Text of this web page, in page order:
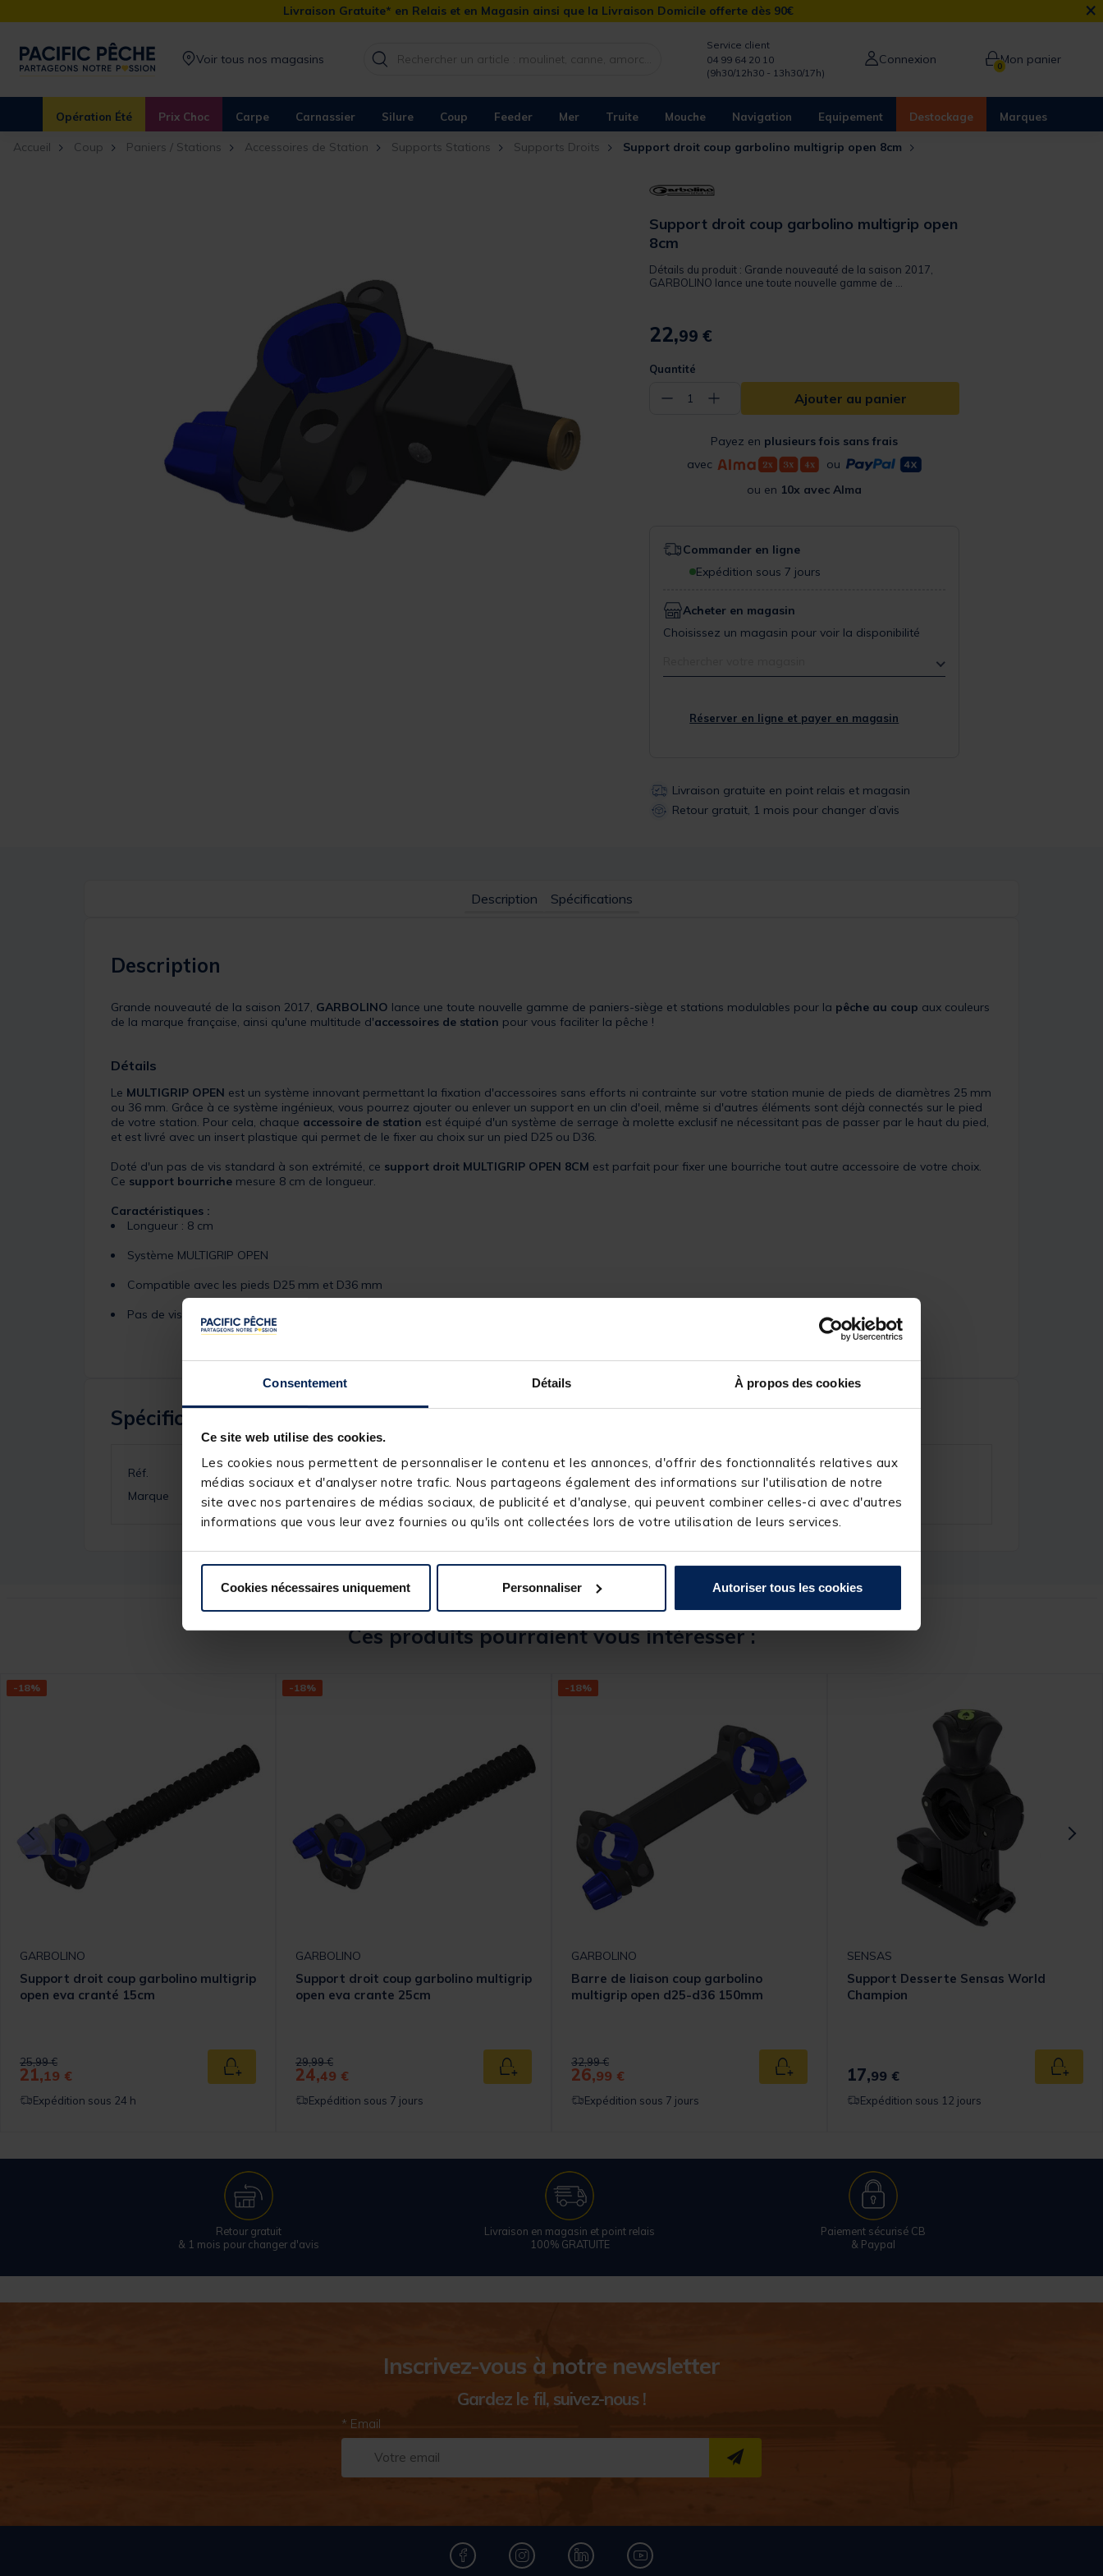
Consentement Détails À propos des cookies
Ce site web utilise des cookies.
Les cookies nous permettent de personnaliser le contenu et les annonces, d'offrir des fonctionnalités relatives aux
médias sociaux et d'analyser notre trafic. Nous partageons également des informations sur l'utilisation de notre
site avec nos partenaires de médias sociaux, de publicité et d'analyse, qui peuvent combiner celles-ci avec d'autres
informations que vous leur avez fournies ou qu'ils ont collectées lors de votre utilisation de leurs services.
Cookies nécessaires uniquement Personnaliser Autoriser tous les cookies
Livraison Gratuite* en Relais et en Magasin ainsi que la Livraison Domicile offerte dès 90€ ×
Voir tous nos magasins
Service client
04 99 64 20 10
(9h30/12h30 - 13h30/17h)
Connexion 0Mon panier
Opération Été Prix Choc Carpe Carnassier Silure Coup Feeder Mer Truite Mouche Navigation Equipement Destockage Marques
Accueil Coup Paniers / Stations Accessoires de Station Supports Stations Supports Droits Support droit coup garbolino multigrip open 8cm
Support droit coup garbolino multigrip open
8cm
Détails du produit : Grande nouveauté de la saison 2017,
GARBOLINO lance une toute nouvelle gamme de ...
22,99 €
Quantité
− 1 + Ajouter au panier
Payez en plusieurs fois sans frais
avec
ou
ou en 10x avec Alma
Commander en ligne
Expédition sous 7 jours
Acheter en magasin
Choisissez un magasin pour voir la disponibilité
Réserver en ligne et payer en magasin
Livraison gratuite en point relais et magasin
Retour gratuit, 1 mois pour changer d’avis
Description Spécifications
Description
Grande nouveauté de la saison 2017, GARBOLINO lance une toute nouvelle gamme de paniers-siège et stations modulables pour la pêche au coup aux couleurs
de la marque française, ainsi qu'une multitude d'accessoires de station pour vous faciliter la pêche !
Détails
Le MULTIGRIP OPEN est un système innovant permettant la fixation d'accessoires sans efforts ni contrainte sur votre station munie de pieds de diamètres 25 mm
ou 36 mm. Grâce à ce système ingénieux, vous pourrez ajouter ou enlever un support en un clin d'oeil, même si d'autres éléments sont déjà connectés sur le pied
de votre station. Pour cela, chaque accessoire de station est équipé d'un système de serrage à molette exclusif ne nécessitant pas de passer par le haut du pied,
et est livré avec un insert plastique qui permet de le fixer au choix sur un pied D25 ou D36.
Doté d'un pas de vis standard à son extrémité, ce support droit MULTIGRIP OPEN 8CM est parfait pour fixer une bourriche tout autre accessoire de votre choix.
Ce support bourriche mesure 8 cm de longueur.
Caractéristiques :
Longueur : 8 cm
Système MULTIGRIP OPEN
Compatible avec les pieds D25 mm et D36 mm
Pas de vis standard
Spécifications
Réf.
Marque
GARBOLINO
Ces produits pourraient vous intéresser :
panier
-18%
GARBOLINO
Support droit coup garbolino multigrip
open eva cranté 15cm
Price reduced from
25,99 €to
21,19 € Ajouter au panier
Expédition sous 24 h
-18%
GARBOLINO
Support droit coup garbolino multigrip
open eva crante 25cm
Price reduced from
29,99 €to
24,49 € Ajouter au panier
Expédition sous 7 jours
-18%
GARBOLINO
Barre de liaison coup garbolino
multigrip open d25-d36 150mm
Price reduced from
32,99 €to
26,99 € Ajouter au panier
Expédition sous 7 jours
SENSAS
Support Desserte Sensas World
Champion
17,99 € Ajouter
Expédition sous 12 jours
Retour gratuit
& 1 mois pour changer d'avis
Livraison en magasin et point relais
100% GRATUITE
Paiement sécurisé CB
& Paypal
Inscrivez-vous à notre newsletter
Gardez le fil, suivez-nous !
* Email
S''INSCRIRE